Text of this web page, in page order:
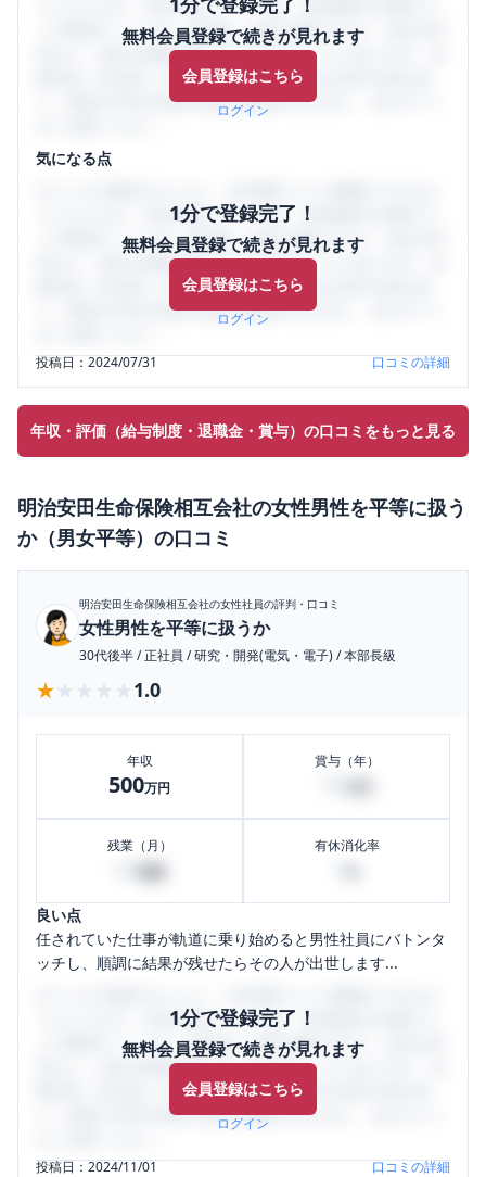
無料会員登録で続きが見れます
会員登録はこちら
ログイン
うになります。SHEHUB(シーハブ)は、女性限定の企業口コ
ミの投稿サイトです。給与面・女性の働きやすさ・会社の評
判など、女性の転職は気にすべき点がたくさんあります。先
輩社員（元社員）の口コミを通して、本当の会社の姿を知
り、将来の不安や現在の悩みを解消するために、ぜひサイト
気になる点
1分で登録完了！
無料会員登録で続きが見れます
会員登録はこちら
ログイン
うになります。SHEHUB(シーハブ)は、女性限定の企業口コ
ミの投稿サイトです。給与面・女性の働きやすさ・会社の評
判など、女性の転職は気にすべき点がたくさんあります。先
輩社員（元社員）の口コミを通して、本当の会社の姿を知
り、将来の不安や現在の悩みを解消するために、ぜひサイト
投稿日：2024/07/31 口コミの詳細
年収・評価（給与制度・退職金・賞与）の口コミをもっと見る
明治安田生命保険相互会社の女性男性を平等に扱う
か（男女平等） の口コミ
明治安田生命保険相互会社の女性社員の評判・口コミ
女性男性を平等に扱うか
30代後半/正社員 /研究・開発(電気・電子) /本部長級
★★★★★
★★★★★ 1.0
年収
500万円
賞与（年）
残業（月） 有休消化率
良い点
任されていた仕事が軌道に乗り始めると男性社員にバトンタ
ッチし、順調に結果が残せたらその人が出世します...
1分で登録完了！
無料会員登録で続きが見れます
会員登録はこちら
ログイン
うになります。SHEHUB(シーハブ)は、女性限定の企業口コ
ミの投稿サイトです。給与面・女性の働きやすさ・会社の評
判など、女性の転職は気にすべき点がたくさんあります。先
輩社員（元社員）の口コミを通して、本当の会社の姿を知
り、将来の不安や現在の悩みを解消するために、ぜひサイト
投稿日：2024/11/01 口コミの詳細